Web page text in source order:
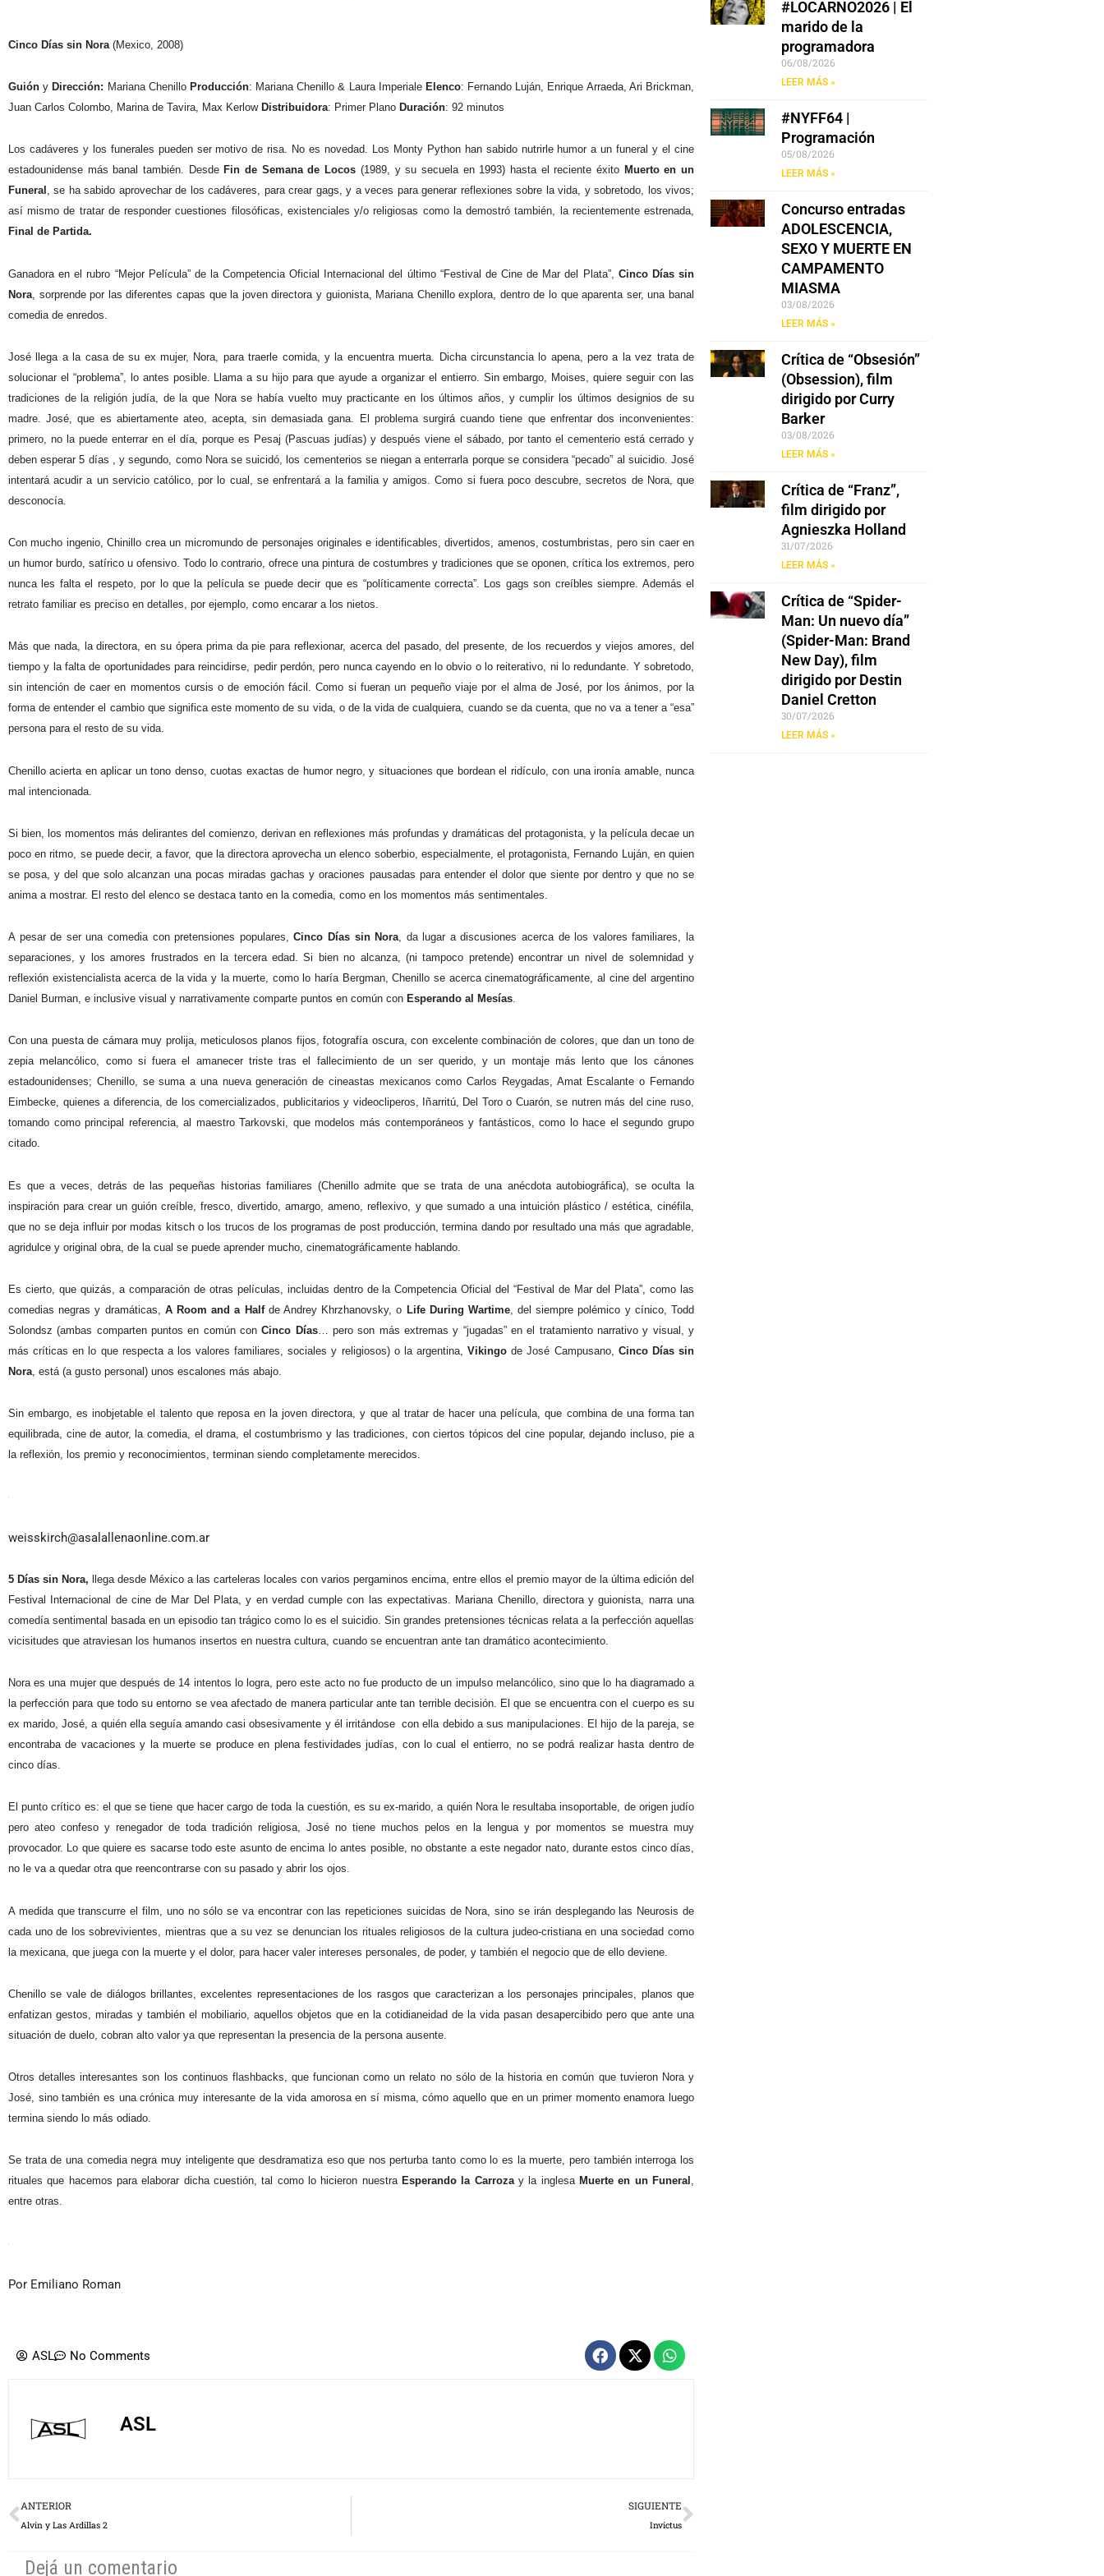
Cinco Días sin Nora (Mexico, 2008)
Guión y Dirección: Mariana Chenillo Producción: Mariana Chenillo & Laura Imperiale Elenco: Fernando Luján, Enrique Arraeda, Ari Brickman,
Juan Carlos Colombo, Marina de Tavira, Max Kerlow Distribuidora: Primer Plano Duración: 92 minutos
Los cadáveres y los funerales pueden ser motivo de risa. No es novedad. Los Monty Python han sabido nutrirle humor a un funeral y el cine
estadounidense más banal también. Desde Fin de Semana de Locos (1989, y su secuela en 1993) hasta el reciente éxito Muerto en un
Funeral , se ha sabido aprovechar de los cadáveres, para crear gags, y a veces para generar reflexiones sobre la vida, y sobretodo, los vivos;
así mismo de tratar de responder cuestiones filosóficas, existenciales y/o religiosas como la demostró también, la recientemente estrenada,
Final de Partida.
Ganadora en el rubro “Mejor Película” de la Competencia Oficial Internacional del último “Festival de Cine de Mar del Plata”, Cinco Días sin
Nora , sorprende por las diferentes capas que la joven directora y guionista, Mariana Chenillo explora, dentro de lo que aparenta ser, una banal
comedia de enredos.
José llega a la casa de su ex mujer, Nora, para traerle comida, y la encuentra muerta. Dicha circunstancia lo apena, pero a la vez trata de
solucionar el “problema”, lo antes posible. Llama a su hijo para que ayude a organizar el entierro. Sin embargo, Moises, quiere seguir con las
tradiciones de la religión judía, de la que Nora se había vuelto muy practicante en los últimos años, y cumplir los últimos designios de su
madre. José, que es abiertamente ateo, acepta, sin demasiada gana. El problema surgirá cuando tiene que enfrentar dos inconvenientes:
primero, no la puede enterrar en el día, porque es Pesaj (Pascuas judías) y después viene el sábado, por tanto el cementerio está cerrado y
deben esperar 5 días , y segundo, como Nora se suicidó, los cementerios se niegan a enterrarla porque se considera “pecado” al suicidio. José
intentará acudir a un servicio católico, por lo cual, se enfrentará a la familia y amigos. Como si fuera poco descubre, secretos de Nora, que
desconocía.
Con mucho ingenio, Chinillo crea un micromundo de personajes originales e identificables, divertidos, amenos, costumbristas, pero sin caer en
un humor burdo, satírico u ofensivo. Todo lo contrario, ofrece una pintura de costumbres y tradiciones que se oponen, crítica los extremos, pero
nunca les falta el respeto, por lo que la película se puede decir que es “políticamente correcta”. Los gags son creíbles siempre. Además el
retrato familiar es preciso en detalles, por ejemplo, como encarar a los nietos.
Más que nada, la directora, en su ópera prima da pie para reflexionar, acerca del pasado, del presente, de los recuerdos y viejos amores, del
tiempo y la falta de oportunidades para reincidirse, pedir perdón, pero nunca cayendo en lo obvio o lo reiterativo, ni lo redundante. Y sobretodo,
sin intención de caer en momentos cursis o de emoción fácil. Como si fueran un pequeño viaje por el alma de José, por los ánimos, por la
forma de entender el cambio que significa este momento de su vida, o de la vida de cualquiera, cuando se da cuenta, que no va a tener a “esa”
persona para el resto de su vida.
Chenillo acierta en aplicar un tono denso, cuotas exactas de humor negro, y situaciones que bordean el ridículo, con una ironía amable, nunca
mal intencionada.
Si bien, los momentos más delirantes del comienzo, derivan en reflexiones más profundas y dramáticas del protagonista, y la película decae un
poco en ritmo, se puede decir, a favor, que la directora aprovecha un elenco soberbio, especialmente, el protagonista, Fernando Luján, en quien
se posa, y del que solo alcanzan una pocas miradas gachas y oraciones pausadas para entender el dolor que siente por dentro y que no se
anima a mostrar. El resto del elenco se destaca tanto en la comedia, como en los momentos más sentimentales.
A pesar de ser una comedia con pretensiones populares,Cinco Días sin Nora, da lugar a discusiones acerca de los valores familiares, la
separaciones, y los amores frustrados en la tercera edad. Si bien no alcanza, (ni tampoco pretende) encontrar un nivel de solemnidad y
reflexión existencialista acerca de la vida y la muerte, como lo haría Bergman, Chenillo se acerca cinematográficamente, al cine del argentino
Daniel Burman, e inclusive visual y narrativamente comparte puntos en común con Esperando al Mesías.
Con una puesta de cámara muy prolija, meticulosos planos fijos, fotografía oscura, con excelente combinación de colores, que dan un tono de
zepia melancólico, como si fuera el amanecer triste tras el fallecimiento de un ser querido, y un montaje más lento que los cánones
estadounidenses; Chenillo, se suma a una nueva generación de cineastas mexicanos como Carlos Reygadas, Amat Escalante o Fernando
Eimbecke, quienes a diferencia, de los comercializados, publicitarios y videocliperos, Iñarritú, Del Toro o Cuarón, se nutren más del cine ruso,
tomando como principal referencia, al maestro Tarkovski, que modelos más contemporáneos y fantásticos, como lo hace el segundo grupo
citado.
Es que a veces, detrás de las pequeñas historias familiares (Chenillo admite que se trata de una anécdota autobiográfica), se oculta la
inspiración para crear un guión creíble, fresco, divertido, amargo, ameno, reflexivo, y que sumado a una intuición plástico / estética, cinéfila,
que no se deja influir por modas kitsch o los trucos de los programas de post producción, termina dando por resultado una más que agradable,
agridulce y original obra, de la cual se puede aprender mucho, cinematográficamente hablando.
Es cierto, que quizás, a comparación de otras películas, incluidas dentro de la Competencia Oficial del “Festival de Mar del Plata”, como las
comedias negras y dramáticas, A Room and a Halfde Andrey Khrzhanovsky, o Life During Wartime, del siempre polémico y cínico, Todd
Solondsz (ambas comparten puntos en común conCinco Días… pero son más extremas y “jugadas” en el tratamiento narrativo y visual, y
más críticas en lo que respecta a los valores familiares, sociales y religiosos) o la argentina,Vikingo de José Campusano, Cinco Días sin
Nora , está (a gusto personal) unos escalones más abajo.
Sin embargo, es inobjetable el talento que reposa en la joven directora, y que al tratar de hacer una película, que combina de una forma tan
equilibrada, cine de autor, la comedia, el drama, el costumbrismo y las tradiciones, con ciertos tópicos del cine popular, dejando incluso, pie a
la reflexión, los premio y reconocimientos, terminan siendo completamente merecidos.
weisskirch@asalallenaonline.com.ar
5 Días sin Nora, llega desde México a las carteleras locales con varios pergaminos encima, entre ellos el premio mayor de la última edición del
Festival Internacional de cine de Mar Del Plata, y en verdad cumple con las expectativas. Mariana Chenillo, directora y guionista, narra una
comedía sentimental basada en un episodio tan trágico como lo es el suicidio. Sin grandes pretensiones técnicas relata a la perfección aquellas
vicisitudes que atraviesan los humanos insertos en nuestra cultura, cuando se encuentran ante tan dramático acontecimiento.
Nora es una mujer que después de 14 intentos lo logra, pero este acto no fue producto de un impulso melancólico, sino que lo ha diagramado a
la perfección para que todo su entorno se vea afectado de manera particular ante tan terrible decisión. El que se encuentra con el cuerpo es su
ex marido, José, a quién ella seguía amando casi obsesivamente y él irritándose con ella debido a sus manipulaciones. El hijo de la pareja, se
encontraba de vacaciones y la muerte se produce en plena festividades judías, con lo cual el entierro, no se podrá realizar hasta dentro de
cinco días.
El punto crítico es: el que se tiene que hacer cargo de toda la cuestión, es su ex-marido, a quién Nora le resultaba insoportable, de origen judío
pero ateo confeso y renegador de toda tradición religiosa, José no tiene muchos pelos en la lengua y por momentos se muestra muy
provocador. Lo que quiere es sacarse todo este asunto de encima lo antes posible, no obstante a este negador nato, durante estos cinco días,
no le va a quedar otra que reencontrarse con su pasado y abrir los ojos.
A medida que transcurre el film, uno no sólo se va encontrar con las repeticiones suicidas de Nora, sino se irán desplegando las Neurosis de
cada uno de los sobrevivientes, mientras que a su vez se denuncian los rituales religiosos de la cultura judeo-cristiana en una sociedad como
la mexicana, que juega con la muerte y el dolor, para hacer valer intereses personales, de poder, y también el negocio que de ello deviene.
Chenillo se vale de diálogos brillantes, excelentes representaciones de los rasgos que caracterizan a los personajes principales, planos que
enfatizan gestos, miradas y también el mobiliario, aquellos objetos que en la cotidianeidad de la vida pasan desapercibido pero que ante una
situación de duelo, cobran alto valor ya que representan la presencia de la persona ausente.
Otros detalles interesantes son los continuos flashbacks, que funcionan como un relato no sólo de la historia en común que tuvieron Nora y
José, sino también es una crónica muy interesante de la vida amorosa en sí misma, cómo aquello que en un primer momento enamora luego
termina siendo lo más odiado.
Se trata de una comedia negra muy inteligente que desdramatiza eso que nos perturba tanto como lo es la muerte, pero también interroga los
rituales que hacemos para elaborar dicha cuestión, tal como lo hicieron nuestra Esperando la Carrozay la inglesa Muerte en un Funeral ,
entre otras.
Por Emiliano Roman
ASL No Comments
ASL
Prev
ANTERIOR
Alvin y Las Ardillas 2
SIGUIENTE
Invictus
Next
Dejá un comentario
#LOCARNO2026 | El
marido de la
programadora
06/08/2026
LEER MÁS »
#NYFF64 |
Programación
05/08/2026
LEER MÁS »
Concurso entradas
ADOLESCENCIA,
SEXO Y MUERTE EN
CAMPAMENTO
MIASMA
03/08/2026
LEER MÁS »
Crítica de “Obsesión”
(Obsession), film
dirigido por Curry
Barker
03/08/2026
LEER MÁS »
Crítica de “Franz”,
film dirigido por
Agnieszka Holland
31/07/2026
LEER MÁS »
Crítica de “Spider-
Man: Un nuevo día”
(Spider-Man: Brand
New Day), film
dirigido por Destin
Daniel Cretton
30/07/2026
LEER MÁS »